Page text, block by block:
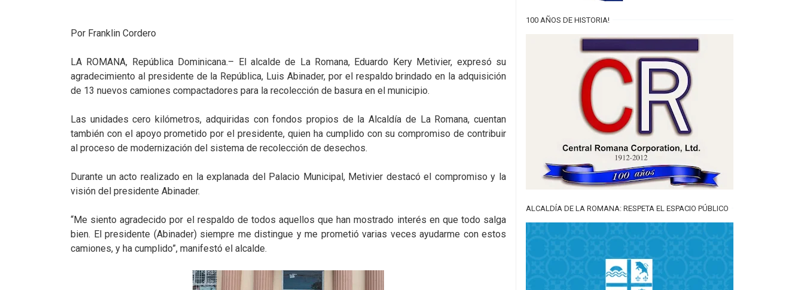
Por Franklin Cordero
LA ROMANA, República Dominicana.– El alcalde de La Romana, Eduardo Kery Metivier, expresó su
agradecimiento al presidente de la República, Luis Abinader, por el respaldo brindado en la adquisición
de 13 nuevos camiones compactadores para la recolección de basura en el municipio.
Las unidades cero kilómetros, adquiridas con fondos propios de la Alcaldía de La Romana, cuentan
también con el apoyo prometido por el presidente, quien ha cumplido con su compromiso de contribuir
al proceso de modernización del sistema de recolección de desechos.
Durante un acto realizado en la explanada del Palacio Municipal, Metivier destacó el compromiso y la
visión del presidente Abinader.
“Me siento agradecido por el respaldo de todos aquellos que han mostrado interés en que todo salga
bien. El presidente (Abinader) siempre me distingue y me prometió varias veces ayudarme con estos
camiones, y ha cumplido”, manifestó el alcalde.
100 AÑOS DE HISTORIA!
ALCALDÍA DE LA ROMANA: RESPETA EL ESPACIO PÚBLICO